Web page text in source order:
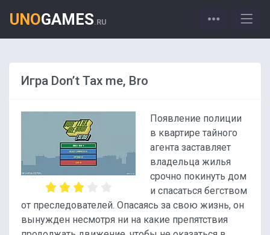
UNOGAMES.RU
Игра Don’t Tax me, Bro
Появление полиции
в квартире тайного
агента заставляет
владельца жилья
срочно покинуть дом
и спасаться бегством
от преследователей. Опасаясь за свою жизнь, он
вынужден несмотря ни на какие препятствия